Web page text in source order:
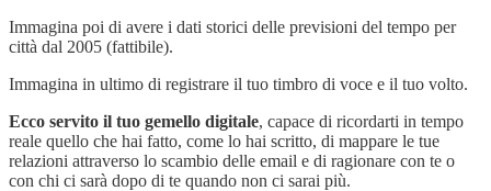
Immagina poi di avere i dati storici delle previsioni del tempo per
città dal 2005 (fattibile).
Immagina in ultimo di registrare il tuo timbro di voce e il tuo volto.
Ecco servito il tuo gemello digitale, capace di ricordarti in tempo
reale quello che hai fatto, come lo hai scritto, di mappare le tue
relazioni attraverso lo scambio delle email e di ragionare con te o
con chi ci sarà dopo di te quando non ci sarai più.